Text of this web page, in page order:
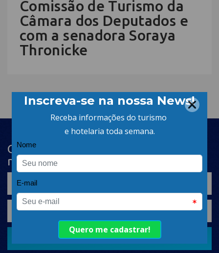
Comissão de Turismo da
Câmara dos Deputados e
com a senadora Soraya
Thronicke
Cadastre-se na newsletter e receba
nosso conteúdo em seu e-mail
CADASTRAR